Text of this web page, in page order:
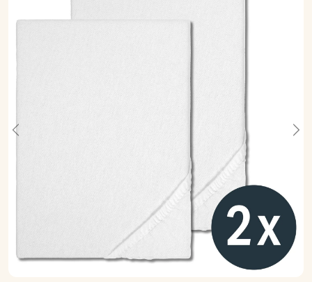
Previous